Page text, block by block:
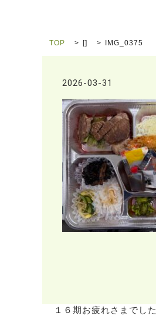
TOP [] IMG_0375
2026-03-31
１６期お疲れさまでした